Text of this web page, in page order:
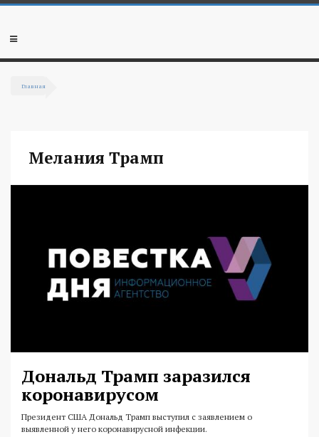
Перейти к основному содержанию
Мобильное
Главная
Мелания Трамп
Дональд Трамп заразился
коронавирусом
Президент США Дональд Трамп выступил с заявлением o
выявленной у него коронавирусной инфекции.